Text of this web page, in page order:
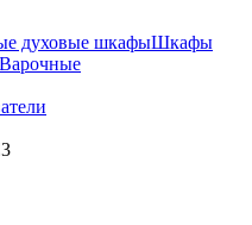
духовые шкафыШкафы
Варочные